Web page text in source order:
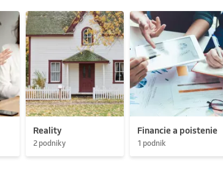
Reality
2 podniky
Financie a poistenie
1 podnik